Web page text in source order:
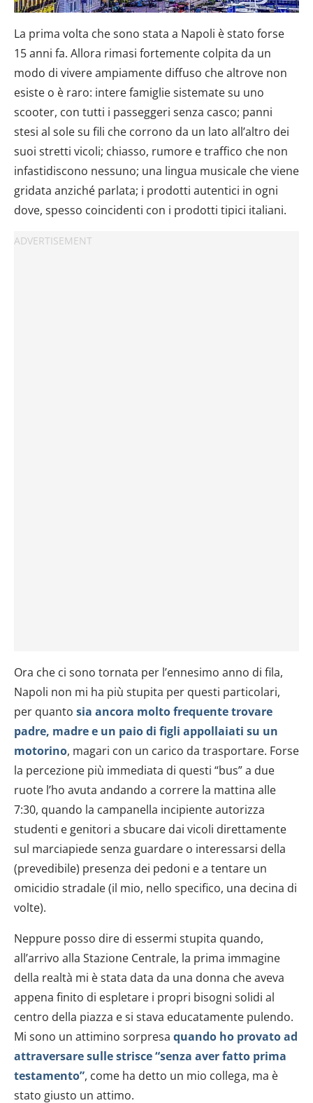
La prima volta che sono stata a Napoli è stato forse
15 anni fa. Allora rimasi fortemente colpita da un
modo di vivere ampiamente diffuso che altrove non
esiste o è raro: intere famiglie sistemate su uno
scooter, con tutti i passeggeri senza casco; panni
stesi al sole su fili che corrono da un lato all’altro dei
suoi stretti vicoli; chiasso, rumore e traffico che non
infastidiscono nessuno; una lingua musicale che viene
gridata anziché parlata; i prodotti autentici in ogni
dove, spesso coincidenti con i prodotti tipici italiani.
Ora che ci sono tornata per l’ennesimo anno di fila,
Napoli non mi ha più stupita per questi particolari,
per quanto sia ancora molto frequente trovare
padre, madre e un paio di figli appollaiati su un
motorino, magari con un carico da trasportare. Forse
la percezione più immediata di questi “bus” a due
ruote l’ho avuta andando a correre la mattina alle
7:30, quando la campanella incipiente autorizza
studenti e genitori a sbucare dai vicoli direttamente
sul marciapiede senza guardare o interessarsi della
(prevedibile) presenza dei pedoni e a tentare un
omicidio stradale (il mio, nello specifico, una decina di
volte).
Neppure posso dire di essermi stupita quando,
all’arrivo alla Stazione Centrale, la prima immagine
della realtà mi è stata data da una donna che aveva
appena finito di espletare i propri bisogni solidi al
centro della piazza e si stava educatamente pulendo.
Mi sono un attimino sorpresa quando ho provato ad
attraversare sulle strisce “senza aver fatto prima
testamento”, come ha detto un mio collega, ma è
stato giusto un attimo.